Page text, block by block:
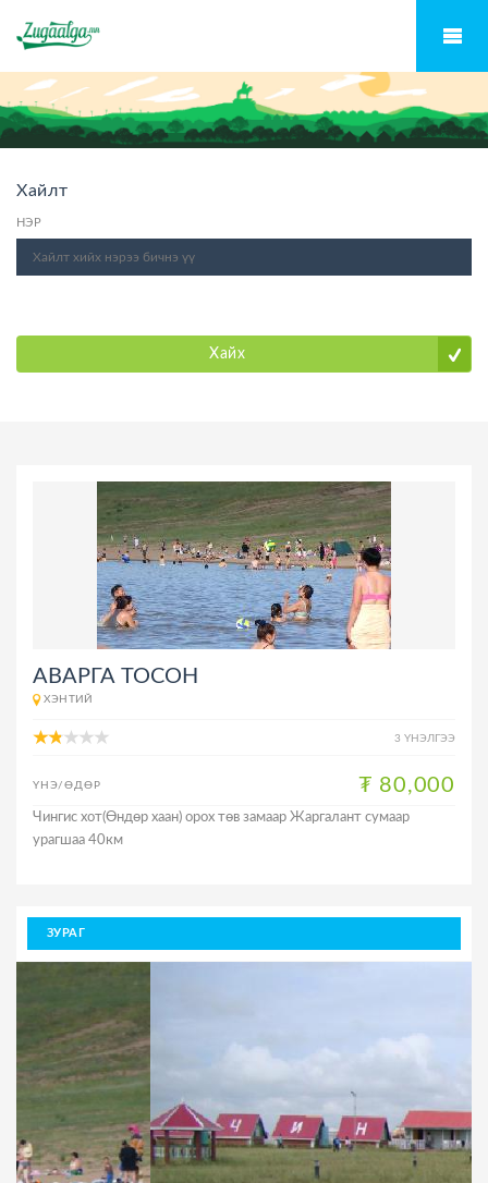
Хайлт
НЭР
Хайх
АВАРГА ТОСОН
ХЭНТИЙ
3 ҮНЭЛГЭЭ
ҮНЭ/ӨДӨР ₮ 80,000
Чингис хот(Өндөр хаан) орох төв замаар Жаргалант сумаар
урагшаа 40км
ЗУРАГ